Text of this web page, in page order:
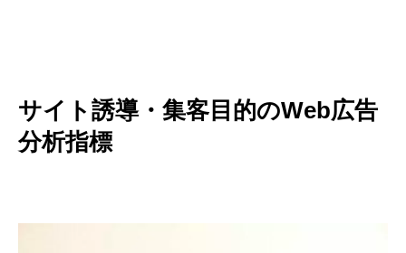
サイト誘導・集客目的のWeb広告
分析指標